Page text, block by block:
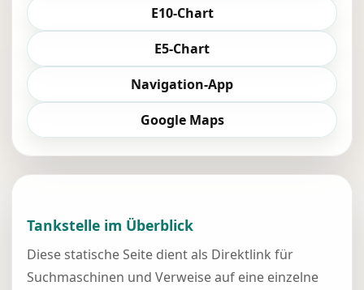
E10-Chart
E5-Chart
Navigation-App
Google Maps
Tankstelle im Überblick
Diese statische Seite dient als Direktlink für
Suchmaschinen und Verweise auf eine einzelne